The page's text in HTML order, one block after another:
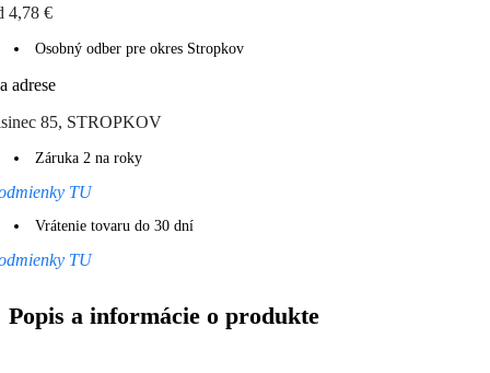
4,78 €
Osobný odber pre okres Stropkov
adrese
85, STROPKOV
Záruka 2 na roky
TU
Vrátenie tovaru do 30 dní
TU
Popis a informácie o produkte